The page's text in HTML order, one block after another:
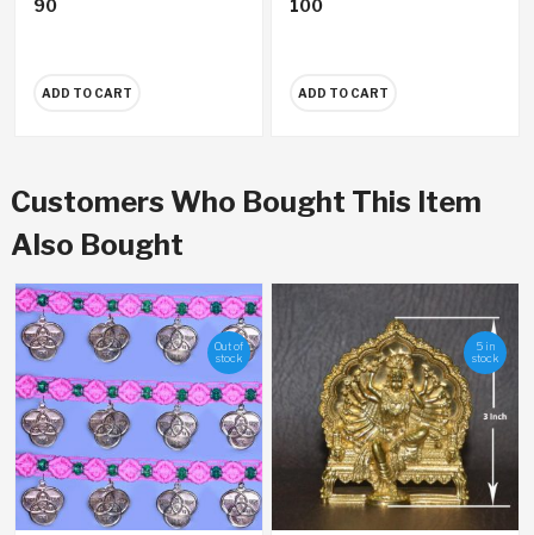
90
ADD TO CART
100
ADD TO CART
Customers Who Bought This Item
Also Bought
Out of
stock
5 in
stock